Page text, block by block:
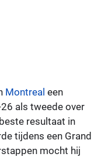
Montreal een
als tweede over
resultaat in
tijdens een Grand
mocht hij